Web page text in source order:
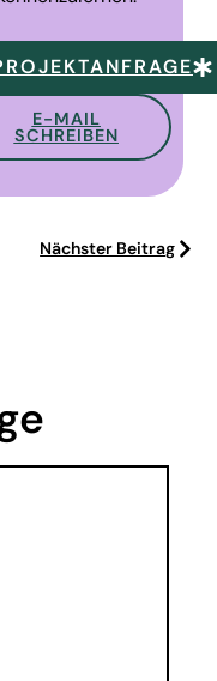
E-MAIL
SCHREIBEN
Nächster Beitrag